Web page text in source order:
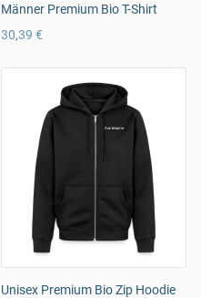
Männer Premium Bio T-Shirt
30,39 €
Unisex Premium Bio Zip Hoodie